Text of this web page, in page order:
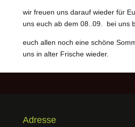
wir freuen uns darauf wieder für
uns euch ab dem 08..09. bei uns
euch allen noch eine schöne
uns in alter Frische wieder.
Adresse